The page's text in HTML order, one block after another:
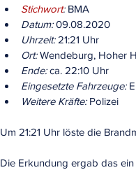
Stichwort: BMA
Datum: 09.08.2020
Uhrzeit: 21:21 Uhr
Ort: Wendeburg, Hoher
Ende: ca. 22:10 Uhr
Eingesetzte Fahrzeuge:
Weitere Kräfte: Polizei
Um 21:21 Uhr löste die
Die Erkundung ergab das